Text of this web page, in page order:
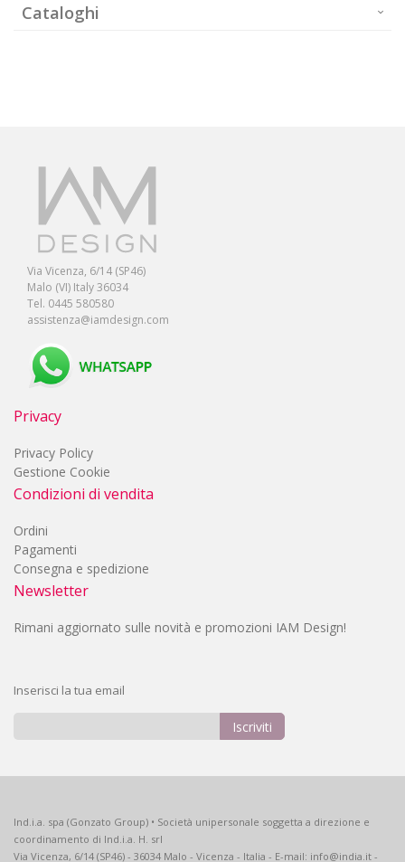
Cataloghi
Via Vicenza, 6/14 (SP46)
Malo (VI) Italy 36034
Tel. 0445 580580
assistenza@iamdesign.com
Privacy
Privacy Policy
Gestione Cookie
Condizioni di vendita
Ordini
Pagamenti
Consegna e spedizione
Newsletter
Rimani aggiornato sulle novità e promozioni IAM Design!
Inserisci la tua email
Newsletter:
Iscriviti
Ind.i.a. spa (Gonzato Group) • Società unipersonale soggetta a direzione e
coordinamento di Ind.i.a. H. srl
Via Vicenza, 6/14 (SP46) - 36034 Malo - Vicenza - Italia - E-mail: info@india.it -